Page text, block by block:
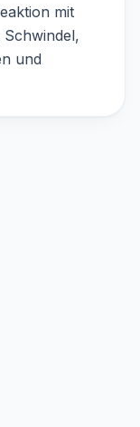
mit
und